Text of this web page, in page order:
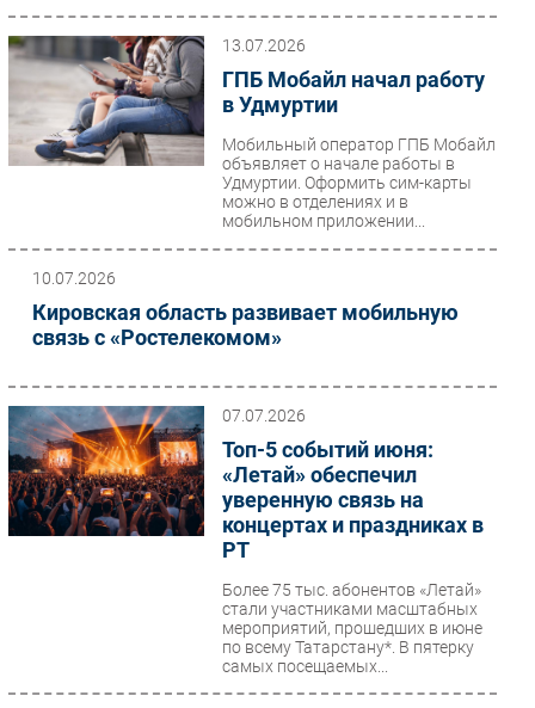
РАЗДЕЛЫ
Новости
Аналитика
Интервью
IT класс
Тестовый стенд
Каталог компаний
13.07.2026
ГПБ Мобайл начал работу
в Удмуртии
Мобильный оператор ГПБ Мобайл
объявляет о начале работы в
Удмуртии. Оформить сим-карты
можно в отделениях и в
мобильном приложении...
10.07.2026
Кировская область развивает мобильную
связь с «Ростелекомом»
07.07.2026
Топ-5 событий июня:
«Летай» обеспечил
уверенную связь на
концертах и праздниках в
РТ
Более 75 тыс. абонентов «Летай»
стали участниками масштабных
мероприятий, прошедших в июне
по всему Татарстану*. В пятерку
самых посещаемых...